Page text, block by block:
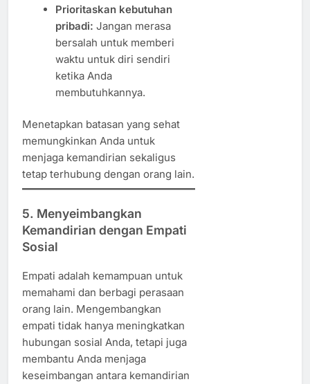
Prioritaskan kebutuhan
pribadi: Jangan merasa
bersalah untuk memberi
waktu untuk diri sendiri
ketika Anda
membutuhkannya.
Menetapkan batasan yang sehat
memungkinkan Anda untuk
menjaga kemandirian sekaligus
tetap terhubung dengan orang lain.
5. Menyeimbangkan
Kemandirian dengan Empati
Sosial
Empati adalah kemampuan untuk
memahami dan berbagi perasaan
orang lain. Mengembangkan
empati tidak hanya meningkatkan
hubungan sosial Anda, tetapi juga
membantu Anda menjaga
keseimbangan antara kemandirian